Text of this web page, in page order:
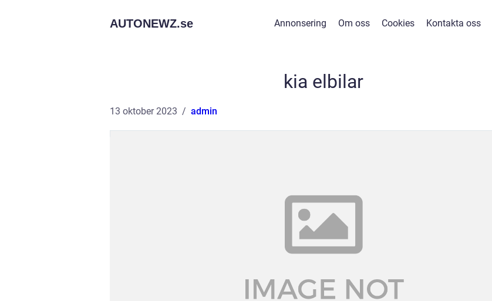
AUTONEWZ.se Annonsering Om oss Cookies Kontakta oss
kia elbilar
13 oktober 2023 admin